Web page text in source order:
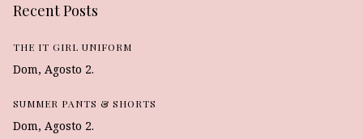
Recent Posts
THE IT GIRL UNIFORM
Dom, Agosto 2.
SUMMER PANTS & SHORTS
Dom, Agosto 2.